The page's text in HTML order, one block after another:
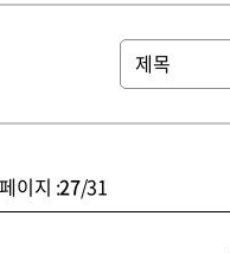
이지 :27/31